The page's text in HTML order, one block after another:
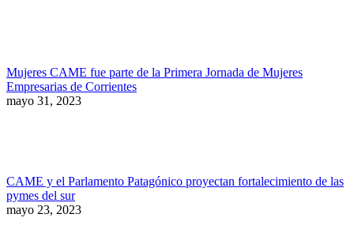
Mujeres CAME fue parte de la Primera Jornada de Mujeres
Empresarias de Corrientes
mayo 31, 2023
CAME y el Parlamento Patagónico proyectan fortalecimiento de las
pymes del sur
mayo 23, 2023